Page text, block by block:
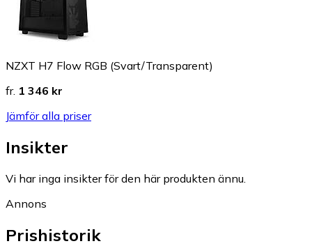
NZXT H7 Flow RGB (Svart/Transparent)
fr. 1 346 kr
Jämför alla priser
Insikter
Vi har inga insikter för den här produkten ännu.
Annons
Prishistorik